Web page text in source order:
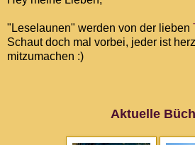
"Leselaunen" werden von der lieben
Schaut doch mal vorbei, jeder ist
mitzumachen :)
Aktuelle